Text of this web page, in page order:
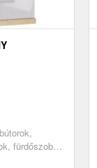
fürdőszoba